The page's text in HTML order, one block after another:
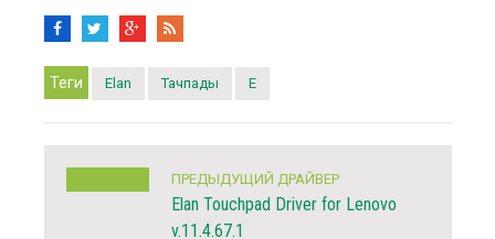
Теги Elan Тачпады E
ПРЕДЫДУЩИЙ ДРАЙВЕР
Elan Touchpad Driver for Lenovo
v.11.4.67.1